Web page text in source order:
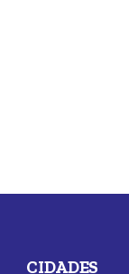
CIDADES